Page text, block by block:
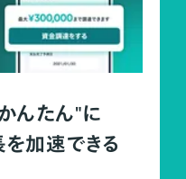
んたん"に
加速できる